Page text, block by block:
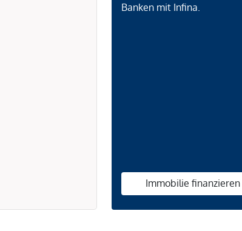
Banken mit Infina.
Immobilie finanzieren